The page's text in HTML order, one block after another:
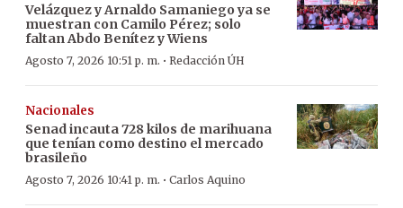
Velázquez y Arnaldo Samaniego ya se
muestran con Camilo Pérez; solo
faltan Abdo Benítez y Wiens
Agosto 7, 2026 10:51 p. m. · Redacción ÚH
Nacionales
Senad incauta 728 kilos de marihuana
que tenían como destino el mercado
brasileño
Agosto 7, 2026 10:41 p. m. · Carlos Aquino